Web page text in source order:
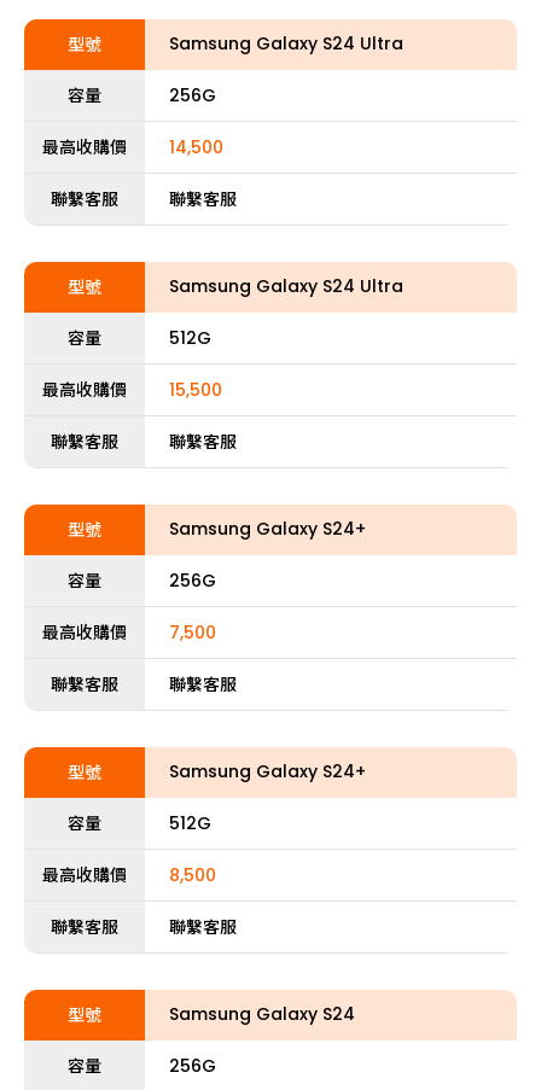
型號 Samsung Galaxy S24 Ultra
容量 256G
最高收購價 14,500
聯繫客服 聯繫客服
型號 Samsung Galaxy S24 Ultra
容量 512G
最高收購價 15,500
聯繫客服 聯繫客服
型號 Samsung Galaxy S24+
容量 256G
最高收購價 7,500
聯繫客服 聯繫客服
型號 Samsung Galaxy S24+
容量 512G
最高收購價 8,500
聯繫客服 聯繫客服
型號 Samsung Galaxy S24
容量 256G